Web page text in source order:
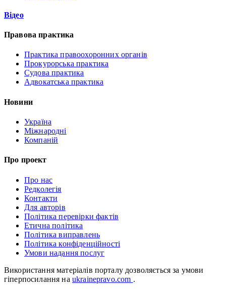
Відео
Правова практика
Практика правоохоронних органів
Прокурорська практика
Судова практика
Адвокатська практика
Новини
Україна
Міжнародні
Компаній
Про проект
Про нас
Редколегія
Контакти
Для авторів
Політика перевірки фактів
Етична політика
Політика виправлень
Політика конфіденційності
Умови надання послуг
Використання матеріалів порталу дозволяється за умови
гіперпосилання на ukrainepravo.com .